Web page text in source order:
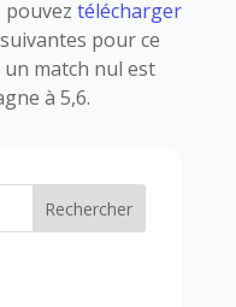
pouvez télécharger
pour ce
un match nul est
à 5,6.
Rechercher